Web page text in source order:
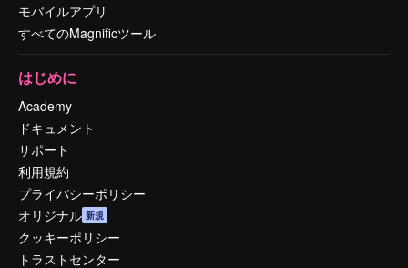
モバイルアプリ
すべてのMagnificツール
はじめに
Academy
ドキュメント
サポート
利用規約
プライバシーポリシー
オリジナル 新規
クッキーポリシー
トラストセンター